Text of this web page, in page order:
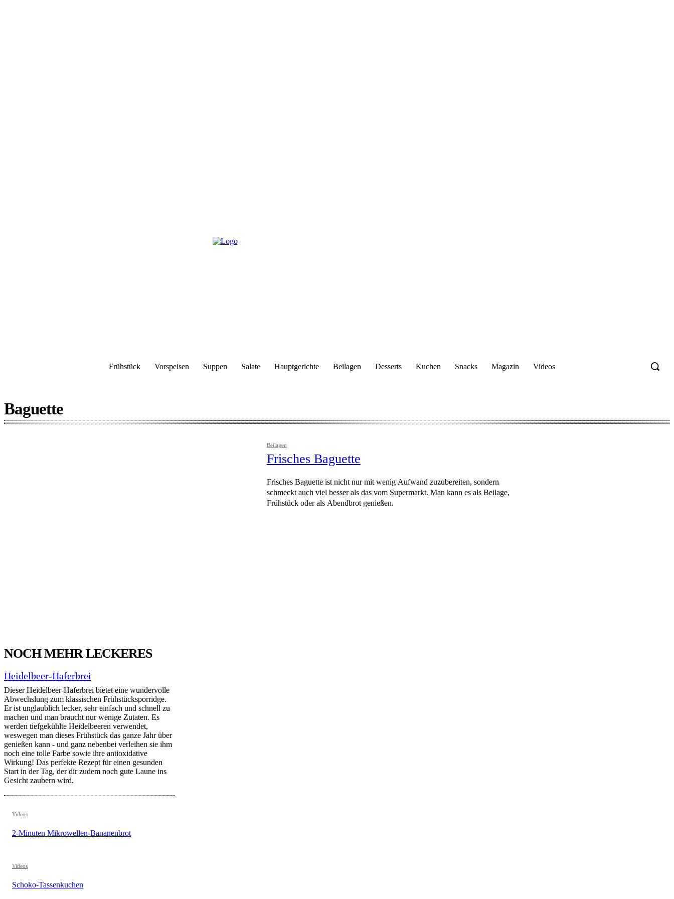
Frühstück Vorspeisen Suppen Salate Hauptgerichte Beilagen Desserts Kuchen Snacks Magazin Videos
Baguette
Beilagen
Frisches Baguette
Frisches Baguette ist nicht nur mit wenig Aufwand zuzubereiten, sondern
schmeckt auch viel besser als das vom Supermarkt. Man kann es als Beilage,
Frühstück oder als Abendbrot genießen.
NOCH MEHR LECKERES
Heidelbeer-Haferbrei
Dieser Heidelbeer-Haferbrei bietet eine wundervolle
Abwechslung zum klassischen Frühstücksporridge.
Er ist unglaublich lecker, sehr einfach und schnell zu
machen und man braucht nur wenige Zutaten. Es
werden tiefgekühlte Heidelbeeren verwendet,
weswegen man dieses Frühstück das ganze Jahr über
genießen kann - und ganz nebenbei verleihen sie ihm
noch eine tolle Farbe sowie ihre antioxidative
Wirkung! Das perfekte Rezept für einen gesunden
Start in der Tag, der dir zudem noch gute Laune ins
Gesicht zaubern wird.
Videos
2-Minuten Mikrowellen-Bananenbrot
Videos
Schoko-Tassenkuchen